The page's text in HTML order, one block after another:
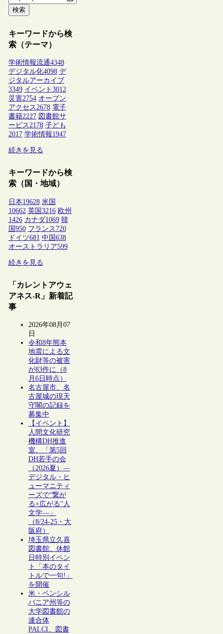
検索
キーワードから検
索（テーマ）
学術情報流通4348
デジタル化4098 デ
ジタルアーカイブ
3349 イベント 3012
災害2754 オープン
アクセス2678 電子
書籍2227 図書館サ
ービス2178 子ども
2017 学術情報1947
続きを見る
キーワードから検
索（国・地域）
日本19628 米国
10662 英国 3216 欧州
1426 カナダ1069 韓
国 950 フランス 720
ドイツ681 中国 638
オーストラリア599
続きを見る
「カレントアウェ
アネス-R」新着記
事
2026年08月07
日
令和8年熊本
地震による文
化財等の被害
が83件に（8
月6日時点）
名古屋市、名
古屋城の現天
守閣の記録を
募集中
【イベント】
人間文化研究
機構DH推進
室、「第5回
DH若手の会
（2026夏）―
デジタル・ヒ
ューマニティ
ーズで“繋が
る×広がる”人
文学―」
（8/24-25・大
阪府）
埼玉県立久喜
図書館、休館
日特別イベン
ト「本のタイ
トルで一句!」
を開催
米・ペンシル
バニア州等の
大学図書館の
連合体
PALCI、図書